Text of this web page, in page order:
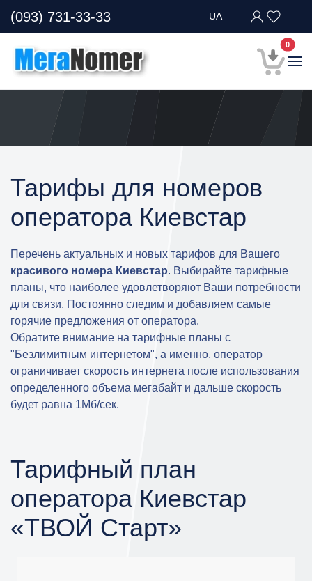
(093) 731-33-33 UA
0В
Тарифы для номеров
оператора Киевстар
Перечень актуальных и новых тарифов для Вашего
красивого номера Киевстар. Выбирайте тарифные
планы, что наиболее удовлетворяют Ваши потребности
для связи. Постоянно следим и добавляем самые
горячие предложения от оператора.
Обратите внимание на тарифные планы с
"Безлимитным интернетом", а именно, оператор
ограничивает скорость интернета после использования
определенного объема мегабайт и дальше скорость
будет равна 1Мб/сек.
Тарифный план
оператора Киевстар
«ТВОЙ Старт»